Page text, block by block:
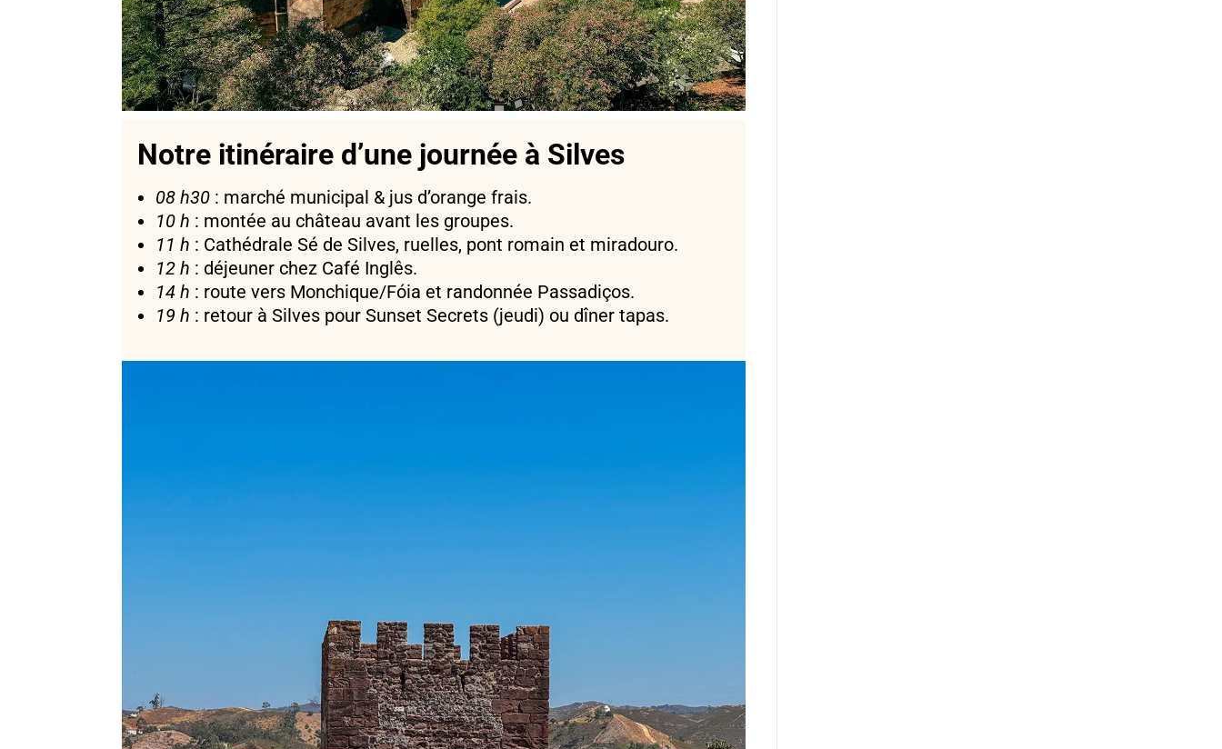
Notre itinéraire d’une journée à Silves
08 h30 : marché municipal & jus d’orange frais.
10 h : montée au château avant les groupes.
11 h : Cathédrale Sé de Silves, ruelles, pont romain et miradouro.
12 h : déjeuner chez Café Inglês.
14 h : route vers Monchique/Fóia et randonnée Passadiços.
19 h : retour à Silves pour Sunset Secrets (jeudi) ou dîner tapas.